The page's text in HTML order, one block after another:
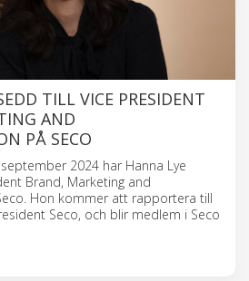
TILL VICE PRESIDENT
AND
PÅ SECO
2024 har Hanna Lye
Brand, Marketing and
Hon kommer att rapportera till
Seco, och blir medlem i Seco